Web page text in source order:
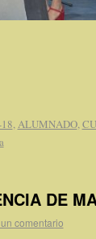
,ALUMNADO,
DE
comentario